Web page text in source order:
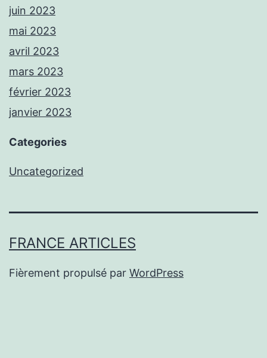
juin 2023
mai 2023
avril 2023
mars 2023
février 2023
janvier 2023
Categories
Uncategorized
FRANCE ARTICLES
Fièrement propulsé par WordPress